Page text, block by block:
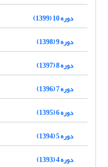
دوره 10 (1399)
دوره 9 (1398)
دوره 8 (1397)
دوره 7 (1396)
دوره 6 (1395)
دوره 5 (1394)
دوره 4 (1393)